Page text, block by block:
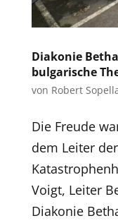
Diakonie
bulgarische
von Robert
Die Freude
dem Leiter
Voigt, Leiter
Diakonie